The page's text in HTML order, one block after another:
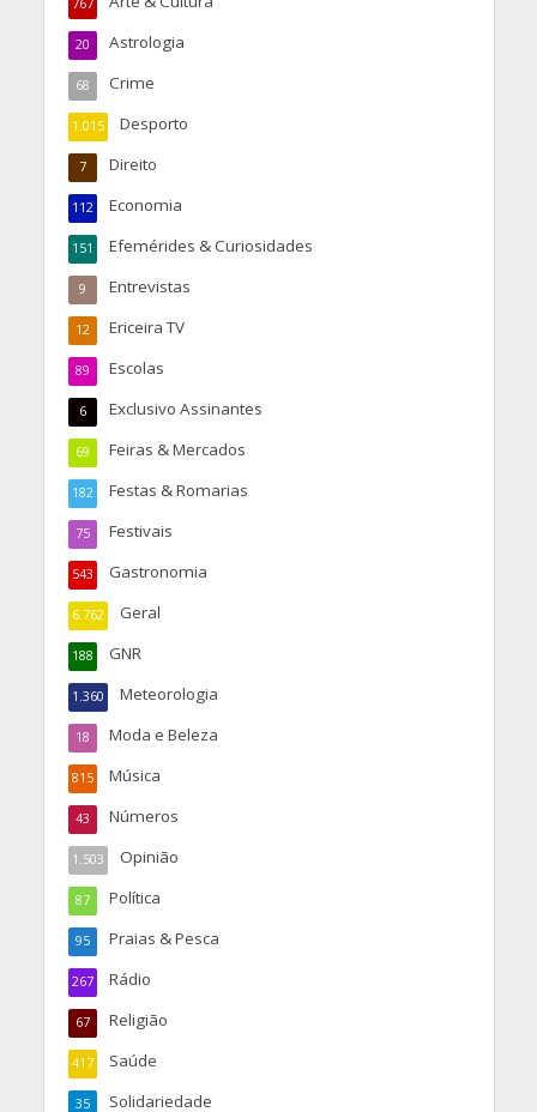
Astrologia
20
Crime
68
Desporto
1.015
Direito
7
Economia
112
Efemérides & Curiosidades
151
Entrevistas
9
Ericeira TV
12
Escolas
89
Exclusivo Assinantes
6
Feiras & Mercados
69
Festas & Romarias
182
Festivais
75
Gastronomia
543
Geral
6.762
GNR
188
Meteorologia
1.360
Moda e Beleza
18
Música
815
Números
43
Opinião
1.503
Política
87
Praias & Pesca
95
Rádio
267
Religião
67
Saúde
417
Solidariedade
35